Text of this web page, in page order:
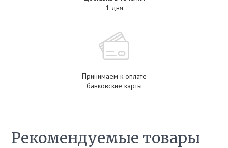
1 дня
Принимаем к оплате
банковские карты
Рекомендуемые товары